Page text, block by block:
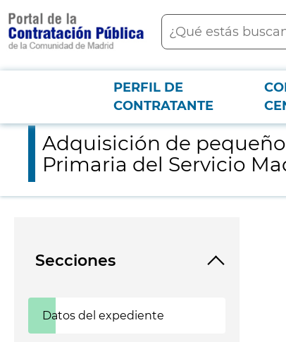
contenido
principal
Buscar
Menú PCON
PERFIL DE
CONTRATANTE
Adquisición de pequeño aparataje con destino a los
Adquisición de
Primaria del Servicio
Secciones
Datos del expediente